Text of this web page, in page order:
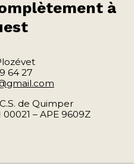
à
64 27
de Quimper
00021 – APE 9609Z